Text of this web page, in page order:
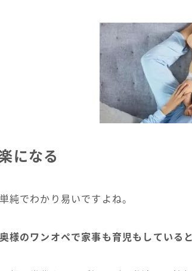
になる
純でわかり易いですよね。
様のワンオペで家事も育児もしている